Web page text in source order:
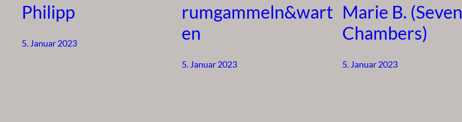
Philipp
5. Januar 2023
rumgammeln&wart
en
5. Januar 2023
Marie B. (Seven
Chambers)
5. Januar 2023